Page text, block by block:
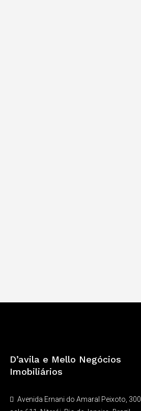
D’avila e Mello Negócios
Imobiliários
Avenida Ernani do Amaral Peixoto, 300